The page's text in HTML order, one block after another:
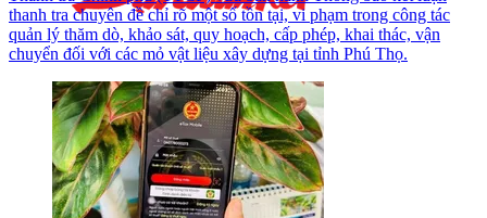
thanh tra chuyên đề chỉ rõ một số tồn tại, vi phạm trong công tác
quản lý thăm dò, khảo sát, quy hoạch, cấp phép, khai thác, vận
chuyển đối với các mỏ vật liệu xây dựng tại tỉnh Phú Thọ.